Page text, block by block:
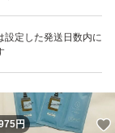
設定した発送日数内に
いね！
円